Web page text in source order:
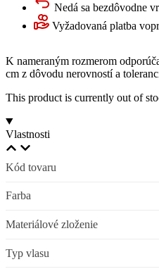
Nedá sa bezdôvodne
Vyžadovaná platba
K nameraným rozmerom
cm z dôvodu nerovností a
This product is currently out of
Vlastnosti
Kód tovaru
Farba
Materiálové zloženie
Typ vlasu